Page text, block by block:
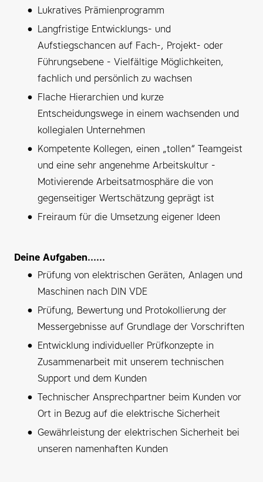
Lukratives Prämienprogramm
Langfristige Entwicklungs- und
Aufstiegschancen auf Fach-, Projekt- oder
Führungsebene - Vielfältige Möglichkeiten,
fachlich und persönlich zu wachsen
Flache Hierarchien und kurze
Entscheidungswege in einem wachsenden und
kollegialen Unternehmen
Kompetente Kollegen, einen „tollen“ Teamgeist
und eine sehr angenehme Arbeitskultur -
Motivierende Arbeitsatmosphäre die von
gegenseitiger Wertschätzung geprägt ist
Freiraum für die Umsetzung eigener Ideen
Deine Aufgaben......
Prüfung von elektrischen Geräten, Anlagen und
Maschinen nach DIN VDE
Prüfung, Bewertung und Protokollierung der
Messergebnisse auf Grundlage der Vorschriften
Entwicklung individueller Prüfkonzepte in
Zusammenarbeit mit unserem technischen
Support und dem Kunden
Technischer Ansprechpartner beim Kunden vor
Ort in Bezug auf die elektrische Sicherheit
Gewährleistung der elektrischen Sicherheit bei
unseren namenhaften Kunden